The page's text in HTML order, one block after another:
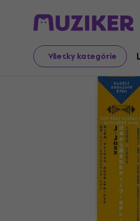
Všetky kategórie
LP platne a CD LP platne
Video
Ukončený predaj